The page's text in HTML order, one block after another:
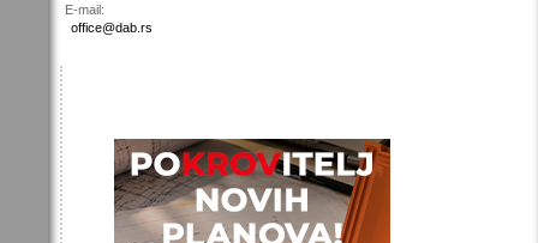
E-mail:
office@dab.rs